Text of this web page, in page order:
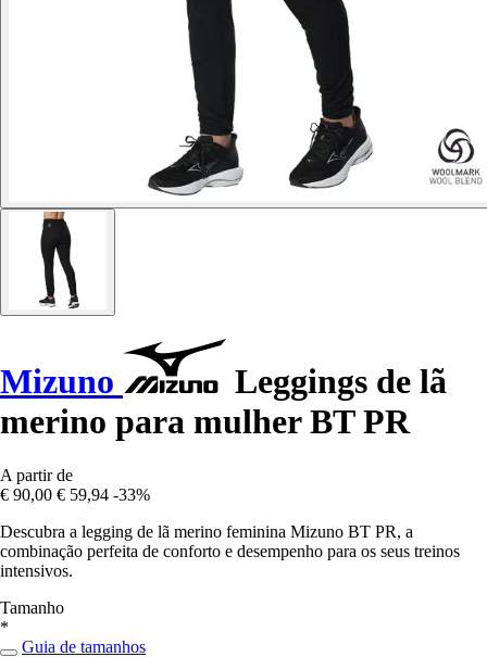
Mizuno
Leggings de lã
merino para mulher BT PR
A partir de
€ 90,00 € 59,94 -33%
Descubra a legging de lã merino feminina Mizuno BT PR, a
combinação perfeita de conforto e desempenho para os seus treinos
intensivos.
Tamanho
*
Guia de tamanhos